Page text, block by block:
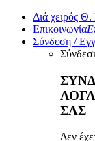
Διά χειρός
Επικοινωνία
Σύνδεση /
ΣΑΣ
Δεν